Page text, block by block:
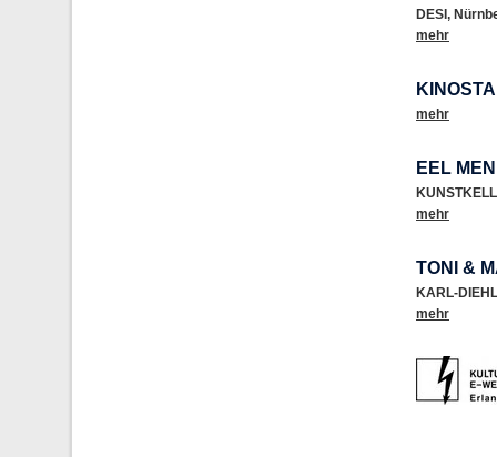
DESI ,
mehr
mehr
EEL
mehr
TONI &
KARL-
mehr